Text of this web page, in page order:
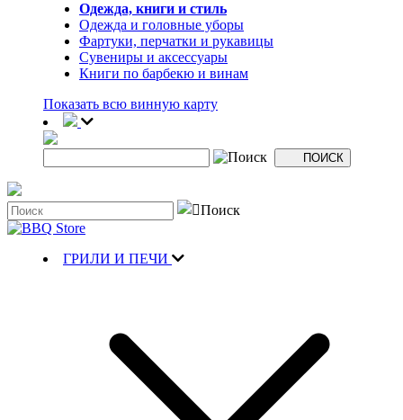
Одежда, книги и стиль
Одежда и головные уборы
Фартуки, перчатки и рукавицы
Сувениры и аксессуары
Книги по барбекю и винам
Показать всю винную карту
ГРИЛИ И ПЕЧИ